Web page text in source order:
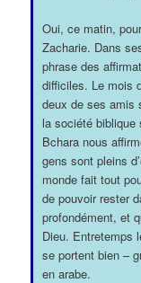
Oui, ce matin,
Zacharie. Dans
phrase des
difficiles. Le mois
deux de ses amis
la société
Bchara nous
gens sont pleins
monde fait tout
de pouvoir rester
profondément, et
Dieu. Entretemps
se portent bien –
en arabe.